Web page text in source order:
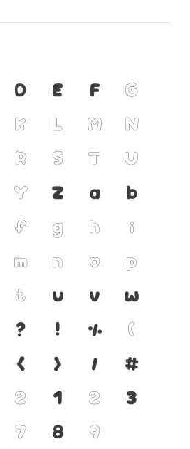
D E F
G
K L M
N
R S T
U
Y Z a
b
f g h
i
m n o
p
t u v
w
? ! %
(
{ } /
#
0 1 2
3
7 8 9